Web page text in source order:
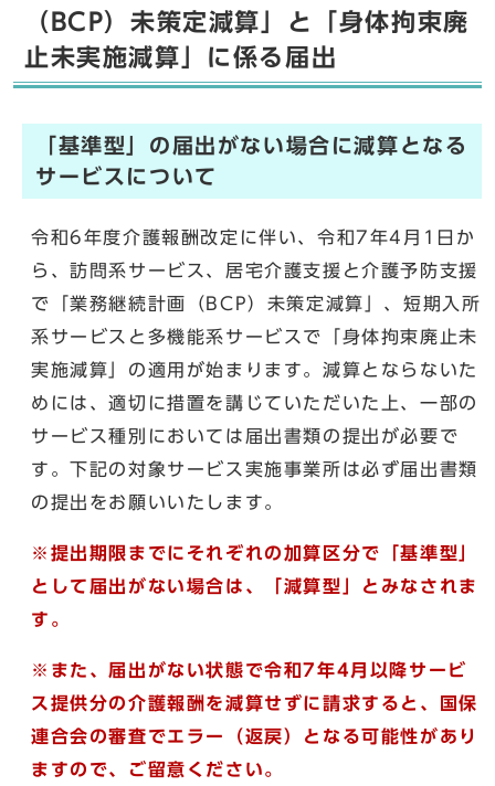
（BCP）未策定減算」と「身体拘束廃
止未実施減算」に係る届出
「基準型」の届出がない場合に減算となる
サービスについて
令和6年度介護報酬改定に伴い、令和7年4月1日か
ら、訪問系サービス、居宅介護支援と介護予防支援
で「業務継続計画（BCP）未策定減算」、短期入所
系サービスと多機能系サービスで「身体拘束廃止未
実施減算」の適用が始まります。減算とならないた
めには、適切に措置を講じていただいた上、一部の
サービス種別においては届出書類の提出が必要で
す。下記の対象サービス実施事業所は必ず届出書類
の提出をお願いいたします。
※提出期限までにそれぞれの加算区分で「基準型」
として届出がない場合は、「減算型」とみなされま
す。
※また、届出がない状態で令和7年4月以降サービ
ス提供分の介護報酬を減算せずに請求すると、国保
連合会の審査でエラー（返戻）となる可能性があり
ますので、ご留意ください。